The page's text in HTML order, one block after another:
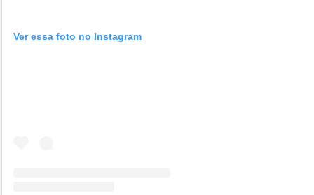
Ver essa foto no Instagram